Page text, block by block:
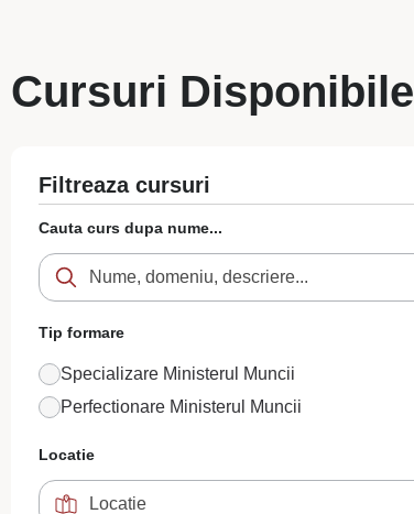
Cursuri Disponibile
Filtreaza cursuri
Cauta curs dupa nume...
Tip formare
Specializare Ministerul Muncii
Perfectionare Ministerul Muncii
Locatie